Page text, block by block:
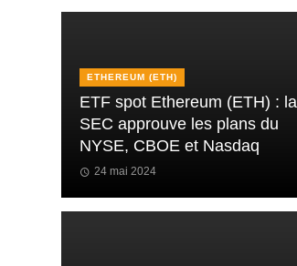
ETHEREUM (ETH)
ETF spot Ethereum (ETH) : la
SEC approuve les plans du
NYSE, CBOE et Nasdaq
24 mai 2024